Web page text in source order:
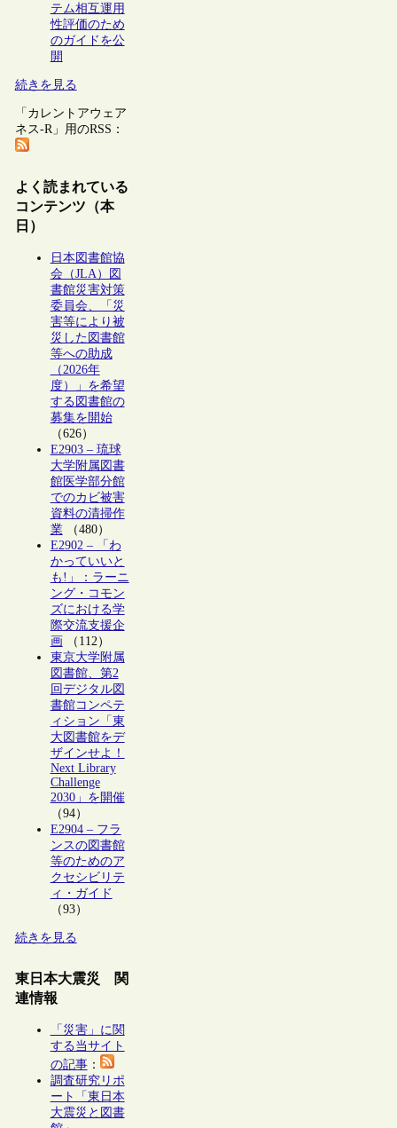
テム相互運用
性評価のため
のガイドを公
開
続きを見る
「カレントアウェア
ネス-R」用のRSS：
よく読まれている
コンテンツ（本
日）
日本図書館協
会（JLA）図
書館災害対策
委員会、「災
害等により被
災した図書館
等への助成
（2026年
度）」を希望
する図書館の
募集を開始
（626）
E2903 – 琉球
大学附属図書
館医学部分館
でのカビ被害
資料の清掃作
業（480）
E2902 – 「わ
かっていいと
も!」：ラーニ
ング・コモン
ズにおける学
際交流支援企
画 （112）
東京大学附属
図書館、第2
回デジタル図
書館コンペテ
ィション「東
大図書館をデ
ザインせよ！
Next Library
Challenge
2030」を開催
（94）
E2904 – フラ
ンスの図書館
等のためのア
クセシビリテ
ィ・ガイド
（93）
続きを見る
東日本大震災 関
連情報
「災害」に関
する当サイト
の記事：
調査研究リポ
ート「東日本
大震災と図書